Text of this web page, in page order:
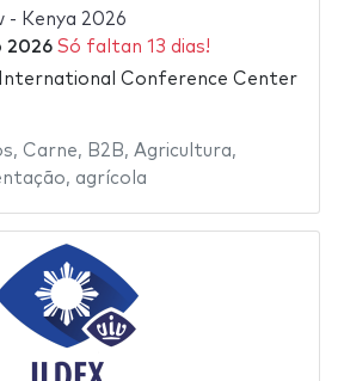
- Kenya 2026
2026 Só faltan 13 dias!
Conference Center
, Carne, B2B, Agricultura,
, agrícola